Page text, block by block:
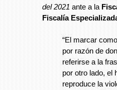
del 2021 ante a la
Fiscalía
“El marcar
por razón de
referirse a la
por otro lado, el
reproduce la